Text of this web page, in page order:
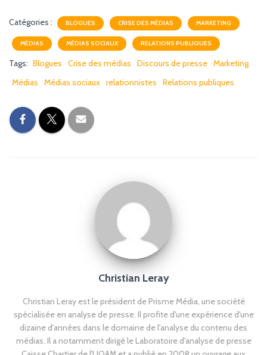
Catégories : BLOGUES CRISE DES MÉDIAS MARKETING
MÉDIAS MÉDIAS SOCIAUX RELATIONS PUBLIQUES
Tags: Blogues Crise des médias Discours de presse Marketing
Médias
Médias sociaux relationnistes Relations publiques
Christian Leray
Christian Leray est le président de Prisme Média, une société
spécialisée en analyse de presse. Il profite d'une expérience d'une
dizaine d'années dans le domaine de l'analyse du contenu des
médias. Il a notamment dirigé le Laboratoire d'analyse de presse